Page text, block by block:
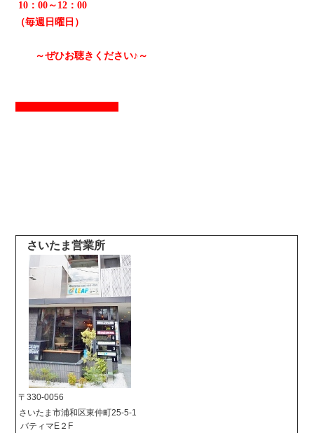
10：00～12：00
（毎週日曜日）
～ぜひお聴きください♪～
さいたま営業所
〒330-0056
さいたま市浦和区東仲町25-5-1
バティマE２F